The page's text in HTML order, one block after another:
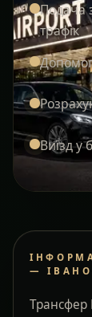
Подача
трафік
Виїзд у
—
Трансфер